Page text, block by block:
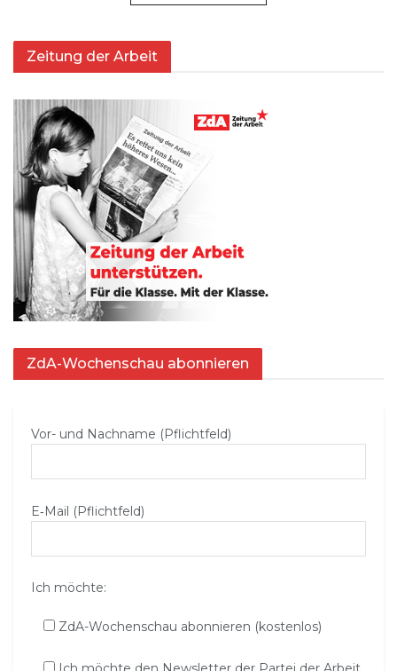
Zeitung der Arbeit
ZdA-Wochenschau abonnieren
Vor- und Nachname (Pflichtfeld)
E‑Mail (Pflichtfeld)
Ich möchte:
ZdA-Wochenschau abonnieren (kostenlos)